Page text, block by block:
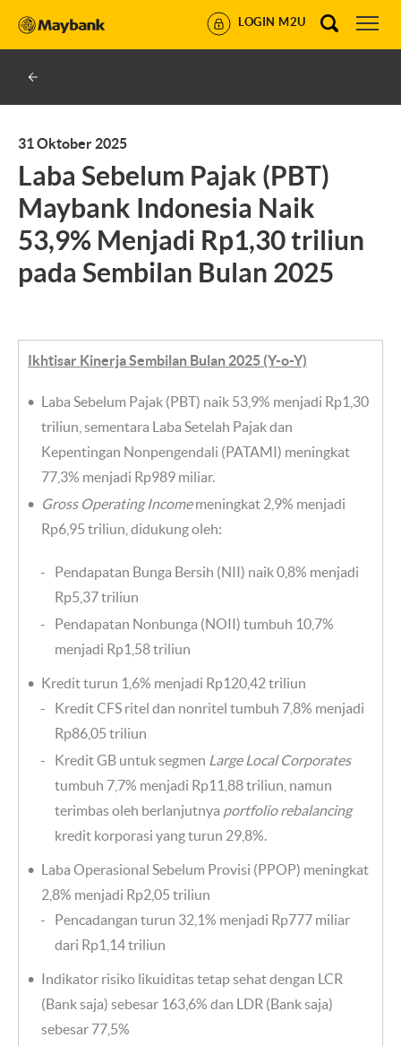
LOGIN M2U
31 Oktober 2025
Laba Sebelum Pajak (PBT)
Maybank Indonesia Naik
53,9% Menjadi Rp1,30 triliun
pada Sembilan Bulan 2025
Ikhtisar Kinerja Sembilan Bulan 2025 (Y-o-Y)
Laba Sebelum Pajak (PBT) naik 53,9% menjadi Rp1,30
triliun, sementara Laba Setelah Pajak dan
Kepentingan Nonpengendali (PATAMI) meningkat
77,3% menjadi Rp989 miliar.
Gross Operating Incomemeningkat 2,9% menjadi
Rp6,95 triliun, didukung oleh:
Pendapatan Bunga Bersih (NII) naik 0,8% menjadi
Rp5,37 triliun
Pendapatan Nonbunga (NOII) tumbuh 10,7%
menjadi Rp1,58 triliun
Kredit turun 1,6% menjadi Rp120,42 triliun
Kredit CFS ritel dan nonritel tumbuh 7,8% menjadi
Rp86,05 triliun
Kredit GB untuk segmen Large Local Corporates
tumbuh 7,7% menjadi Rp11,88 triliun, namun
terimbas oleh berlanjutnya portfolio rebalancing
kredit korporasi yang turun 29,8%.
Laba Operasional Sebelum Provisi (PPOP) meningkat
2,8% menjadi Rp2,05 triliun
Pencadangan turun 32,1% menjadi Rp777 miliar
dari Rp1,14 triliun
Indikator risiko likuiditas tetap sehat dengan LCR
(Bank saja) sebesar 163,6% dan LDR (Bank saja)
sebesar 77,5%